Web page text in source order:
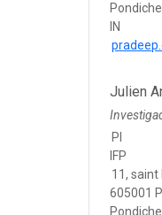
IN
Julien
PI
IFP
11,
605001